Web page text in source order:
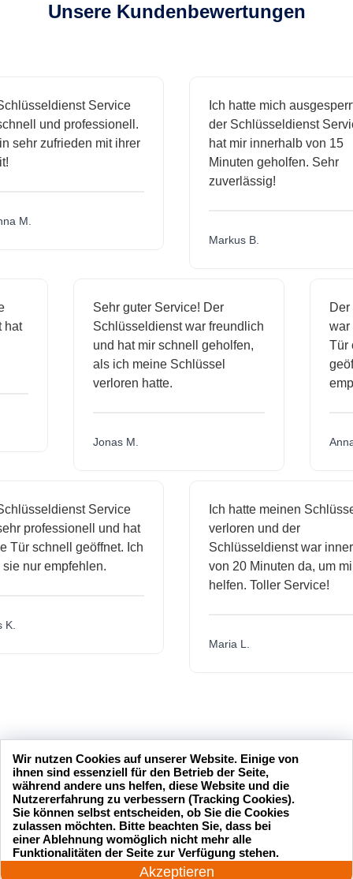
Unsere Kundenbewertungen
Service
und professionell.
sehr zufrieden mit ihrer
M.
Ich hatte mich ausgesperrt
der Schlüsseldienst
hat mir innerhalb von 15
Minuten geholfen. Sehr
zuverlässig!
Markus B.
hat
Sehr guter Service! Der
Schlüsseldienst war freundlich
und hat mir schnell geholfen,
als ich meine Schlüssel
verloren hatte.
Jonas M.
Service
professionell und hat
Tür schnell geöffnet. Ich
nur empfehlen.
Ich hatte meinen Schlüssel
verloren und der
Schlüsseldienst war
von 20 Minuten da, um mir
helfen. Toller Service!
Maria L.
24 Stunden am Tag
Akzeptieren
Wir nutzen Cookies auf unserer Website. Einige von
ihnen sind essenziell für den Betrieb der Seite,
während andere uns helfen, diese Website und die
Nutzererfahrung zu verbessern (Tracking Cookies).
Sie können selbst entscheiden, ob Sie die Cookies
zulassen möchten. Bitte beachten Sie, dass bei
einer Ablehnung womöglich nicht mehr alle
Funktionalitäten der Seite zur Verfügung stehen.